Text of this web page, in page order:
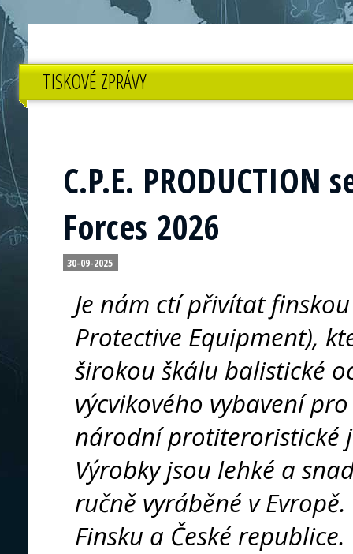
TISKOVÉ ZPRÁVY
C.P.E.
Forces 2026
30-09-2025
Je nám ctí přivítat
Protective Equipment),
širokou škálu balistické
výcvikového vybavení
národní protiteroristické
Výrobky jsou lehké a
ručně vyráběné v
Finsku a České republice.